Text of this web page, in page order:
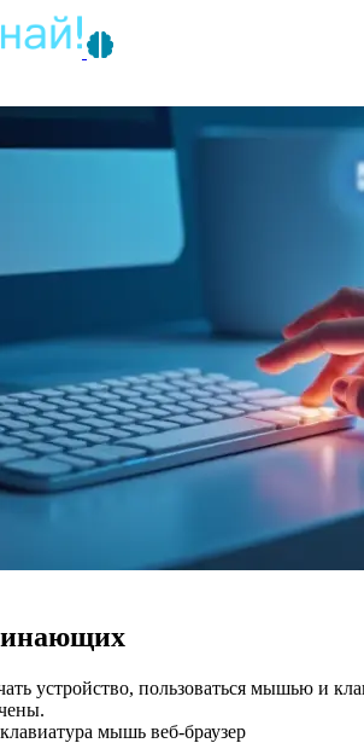
устройство, пользоваться мышью и
клавиатура мышь веб-браузер